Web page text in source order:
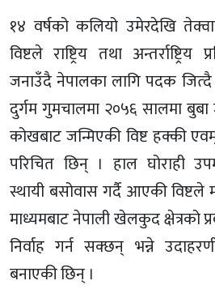
१४ वर्षको कलियो उमेरदेखि
विष्टले राष्ट्रिय तथा अन्तर्राष्ट्रिय
जनाउँदै नेपालका लागि पदक
दुर्गम गुमचालमा २०५६ सालमा बुबा
कोखबाट जन्मिएकी विष्ट हक्की
परिचित छिन् । हाल घोराही
स्थायी बसोवास गर्दै आएकी
माध्यमबाट नेपाली खेलकुद क्षेत्रको
निर्वाह गर्न सक्छन् भन्ने
बनाएकी छिन् ।